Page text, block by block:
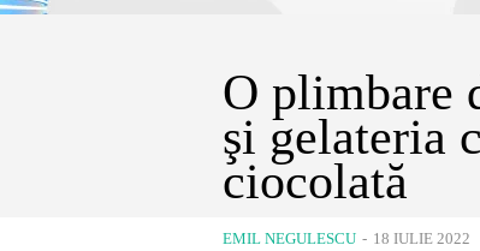
O plimbare
şi gelateria
ciocolată
EMIL NEGULESCU - 18 IULIE 2022